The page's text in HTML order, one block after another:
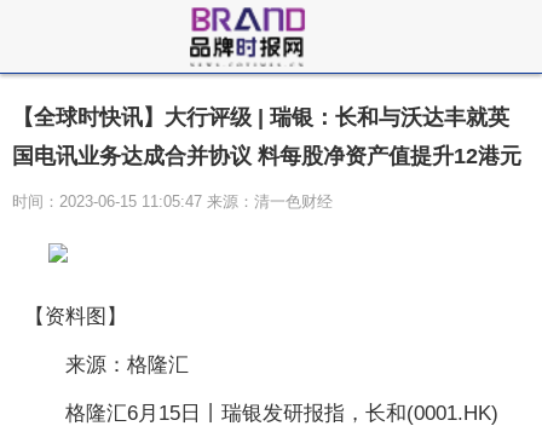
【全球时快讯】大行评级 | 瑞银：长和与沃达丰就英
国电讯业务达成合并协议 料每股净资产值提升12港元
时间：2023-06-15 11:05:47 来源：清一色财经
【资料图】
来源：格隆汇
格隆汇6月15日丨瑞银发研报指，长和(0001.HK)